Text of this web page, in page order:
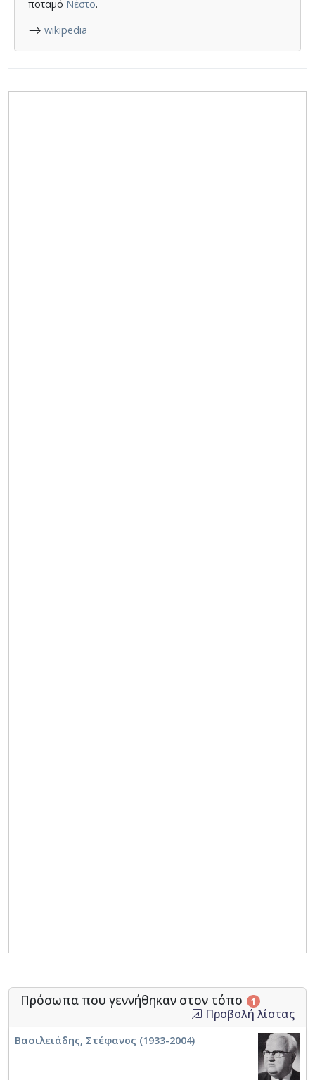
ποταμό Νέστο.
⟶wikipedia
Πρόσωπα που γεννήθηκαν στον τόπο 1
Προβολή λίστας
Βασιλειάδης, Στέφανος (1933-2004)